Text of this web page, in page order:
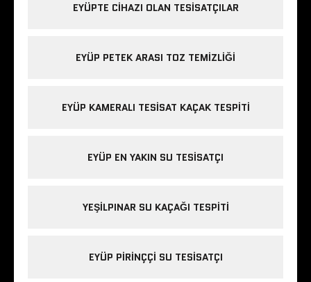
EYÜPTE CIHAZI OLAN TESISATÇILAR
EYÜP PETEK ARASI TOZ TEMIZLIĞI
EYÜP KAMERALI TESISAT KAÇAK TESPITI
EYÜP EN YAKIN SU TESISATÇI
YEŞILPINAR SU KAÇAĞI TESPITI
EYÜP PIRINÇÇI SU TESISATÇI